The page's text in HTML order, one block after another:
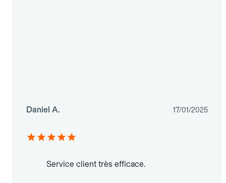
Daniel A. 17/01/2025
Service client très efficace.